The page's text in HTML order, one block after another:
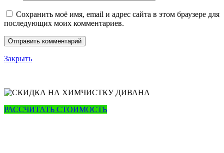
Сохранить моё имя, email и адрес сайта в этом браузере для
последующих моих комментариев.
Закрыть
РАССЧИТАТЬ СТОИМОСТЬ